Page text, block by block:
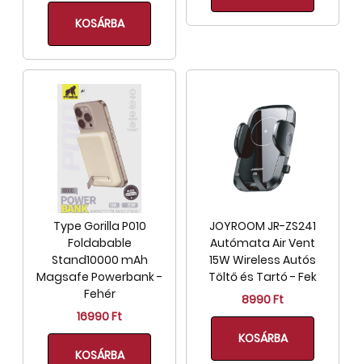
KOSÁRBA
Type Gorilla P010
Foldabable
Stand10000 mAh
Magsafe Powerbank -
Fehér
16990 Ft
KOSÁRBA
JOYROOM JR-ZS241
Autómata Air Vent
15W Wireless Autós
Töltő és Tartó - Fek
8990 Ft
KOSÁRBA